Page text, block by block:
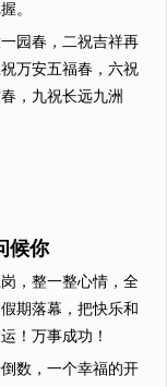
。
园春，二祝吉祥再
万安五福春，六祝
，九祝长远九洲
候你
，整一整心情，全
期落幕，把快乐和
！万事成功！
数，一个幸福的开